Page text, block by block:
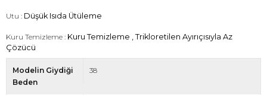
Utu : Düşük Isıda Ütüleme
Kuru Temizleme : Kuru Temizleme , Trikloretilen Ayırıçısıyla Az
Çözücü
Modelin Giydiği
Beden
38